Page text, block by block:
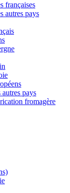
françaises
autres pays
pays
fromagère